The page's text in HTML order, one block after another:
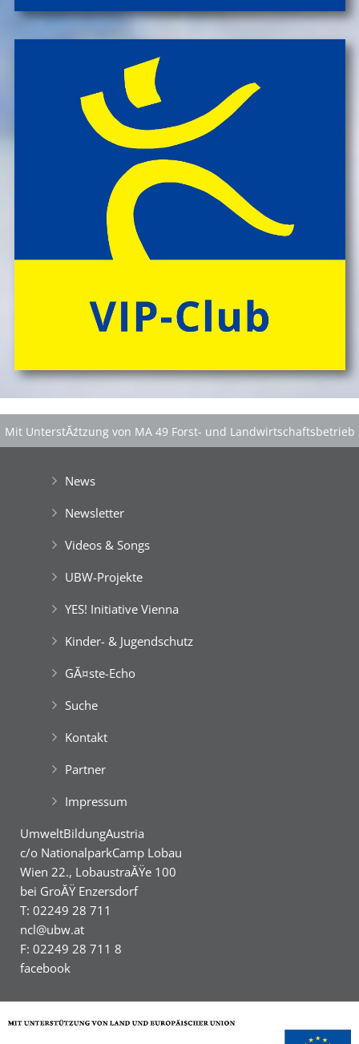
Mit UnterstĂźtzung von MA 49 Forst- und Landwirtschaftsbetrieb
News
Newsletter
Videos & Songs
UBW-Projekte
YES! Initiative Vienna
Kinder- & Jugendschutz
GĂ¤ste-Echo
Suche
Kontakt
Partner
Impressum
UmweltBildungAustria
c/o NationalparkCamp Lobau
Wien 22., LobaustraĂŸe 100
bei GroĂŸ Enzersdorf
T: 02249 28 711
ncl@ubw.at
F: 02249 28 711 8
facebook